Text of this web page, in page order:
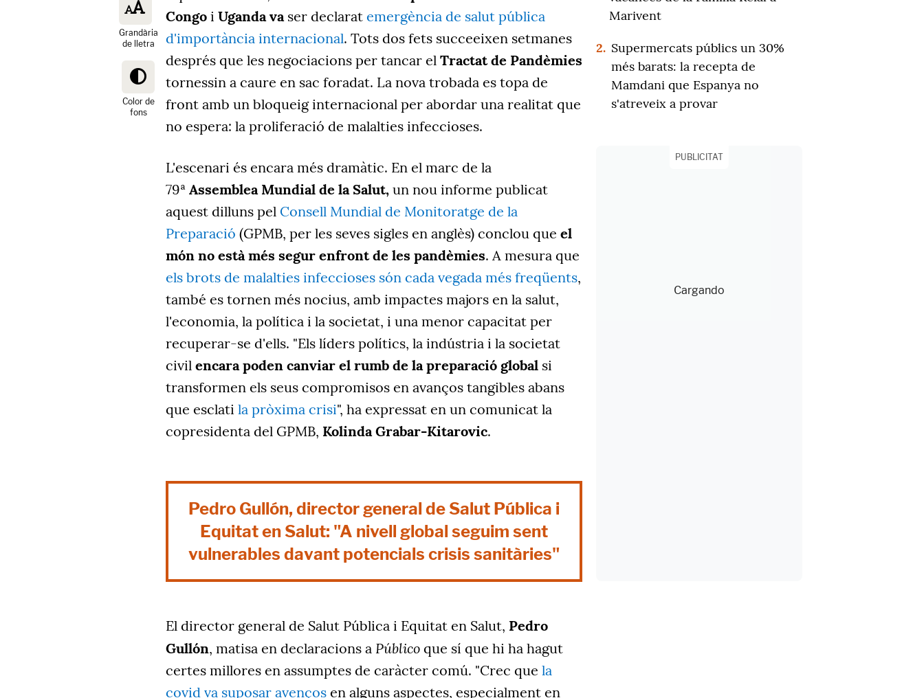
Grandària
de lletra
Color de
fons
Congo i Uganda vaser declarat emergència de salut pública
d'importància internacional. Tots dos fets succeeixen setmanes
després que les negociacions per tancar el Tractat de Pandèmies
tornessin a caure en sac foradat. La nova trobada es topa de
front amb un bloqueig internacional per abordar una realitat que
no espera: la proliferació de malalties infeccioses.
L'escenari és encara més dramàtic. En el marc de la
79ª Assemblea Mundial de la Salut, un nou informe publicat
aquest dilluns pel Consell Mundial de Monitoratge de la
Preparació (GPMB, per les seves sigles en anglès) conclou que el
món no està més segur enfront de les pandèmies. A mesura que
els brots de malalties infeccioses són cada vegada més freqüents,
també es tornen més nocius, amb impactes majors en la salut,
l'economia, la política i la societat, i una menor capacitat per
recuperar-se d'ells. "Els líders polítics, la indústria i la societat
civil encara poden canviar el rumb de la preparació global si
transformen els seus compromisos en avanços tangibles abans
que esclati la pròxima crisi", ha expressat en un comunicat la
copresidenta del GPMB, Kolinda Grabar-Kitarovic.
Pedro Gullón, director general de Salut Pública i
Equitat en Salut: "A nivell global seguim sent
vulnerables davant potencials crisis sanitàries"
El director general de Salut Pública i Equitat en Salut, Pedro
Gullón, matisa en declaracions a Público que sí que hi ha hagut
certes millores en assumptes de caràcter comú. "Crec que la
covid va suposar avenços en alguns aspectes, especialment en
Marivent
2. Supermercats públics un 30%
més barats: la recepta de
Mamdani que Espanya no
s'atreveix a provar
PUBLICITAT